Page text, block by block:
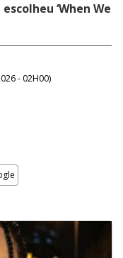
‘When We
- 02H00)